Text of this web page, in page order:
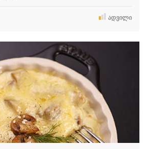
ᲐᲓᲕᲘᲚᲘ